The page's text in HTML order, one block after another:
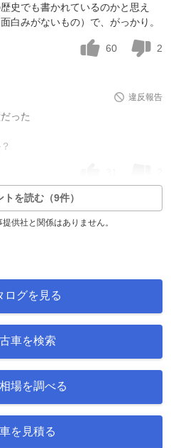
史でも書かれているのかと思え
白みがないもの）で、がっかり。
60 2
違反報告
った
を読む（9件）
供社と関係はありません。
ログを見る
車を検索
場を調べる
を見積る